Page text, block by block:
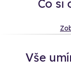
Co si
Vše